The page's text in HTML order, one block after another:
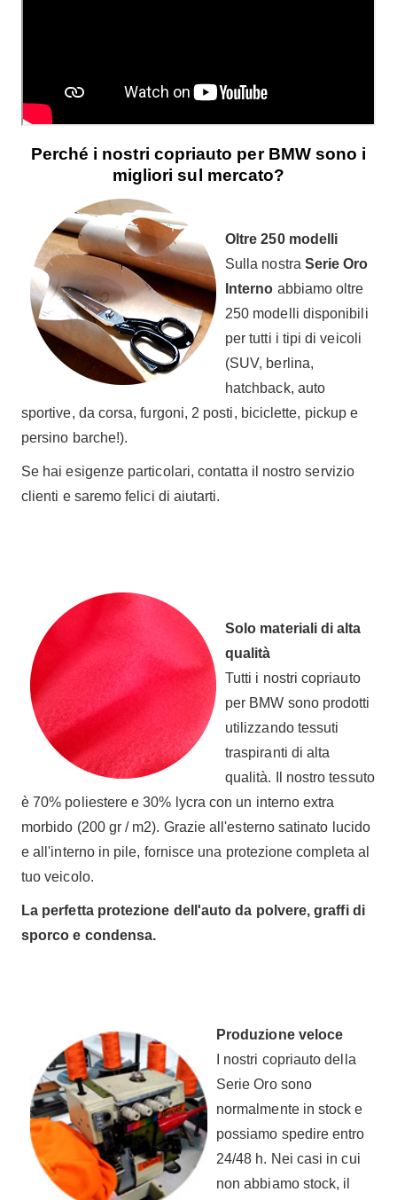
Perché i nostri copriauto per BMW sono i
migliori sul mercato?
Oltre 250 modelli
Sulla nostra Serie Oro
Interno abbiamo oltre
250 modelli disponibili
per tutti i tipi di veicoli
(SUV, berlina,
hatchback, auto
sportive, da corsa, furgoni, 2 posti, biciclette, pickup e
persino barche!).
Se hai esigenze particolari, contatta il nostro servizio
clienti e saremo felici di aiutarti.
Solo materiali di alta
qualità
Tutti i nostri copriauto
per BMW sono prodotti
utilizzando tessuti
traspiranti di alta
qualità. Il nostro tessuto
è 70% poliestere e 30% lycra con un interno extra
morbido (200 gr / m2). Grazie all'esterno satinato lucido
e all'interno in pile, fornisce una protezione completa al
tuo veicolo.
La perfetta protezione dell'auto da polvere, graffi di
sporco e condensa.
Produzione veloce
I nostri copriauto della
Serie Oro sono
normalmente in stock e
possiamo spedire entro
24/48 h. Nei casi in cui
non abbiamo stock, il